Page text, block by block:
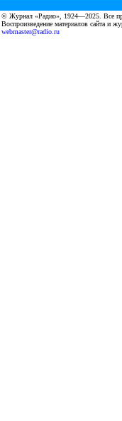
© Журнал «Радио», 1924—2025. Все
Воспроизведение материалов сайта и
webmaster@radio.ru